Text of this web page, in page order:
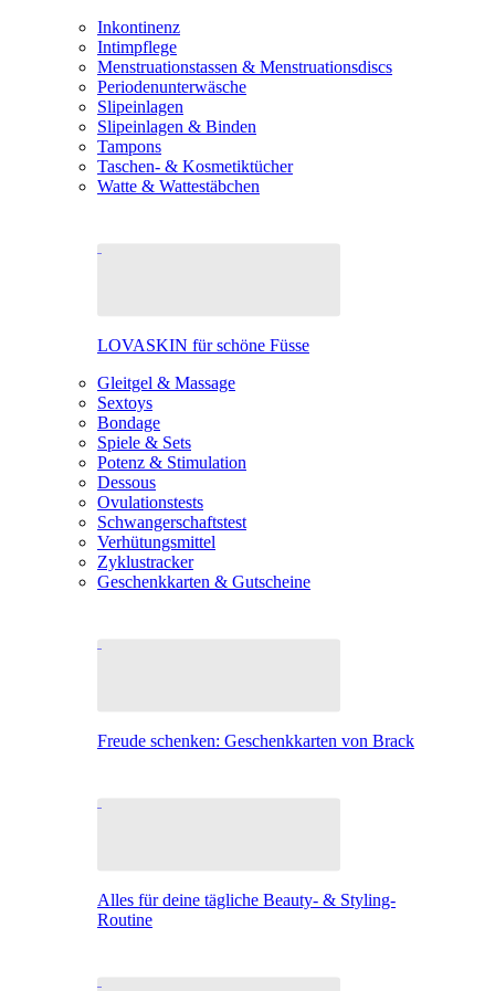
Inkontinenz
Intimpflege
Menstruationstassen & Menstruationsdiscs
Periodenunterwäsche
Slipeinlagen
Slipeinlagen & Binden
Tampons
Taschen- & Kosmetiktücher
Watte & Wattestäbchen
LOVASKIN für schöne Füsse
Gleitgel & Massage
Sextoys
Bondage
Spiele & Sets
Potenz & Stimulation
Dessous
Ovulationstests
Schwangerschaftstest
Verhütungsmittel
Zyklustracker
Geschenkkarten & Gutscheine
Freude schenken: Geschenkkarten von Brack
Alles für deine tägliche Beauty- & Styling-
Routine